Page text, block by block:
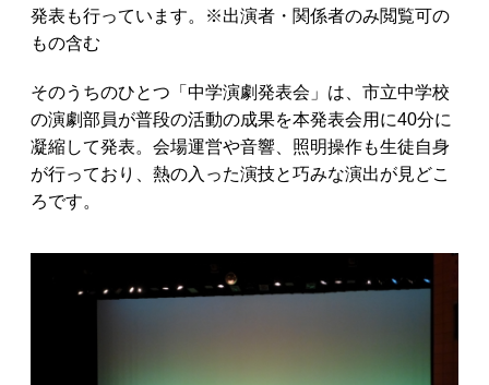
発表も行っています。※出演者・関係者のみ閲覧可の
もの含む
そのうちのひとつ「中学演劇発表会」は、市立中学校
の演劇部員が普段の活動の成果を本発表会用に40分に
凝縮して発表。会場運営や音響、照明操作も生徒自身
が行っており、熱の入った演技と巧みな演出が見どこ
ろです。